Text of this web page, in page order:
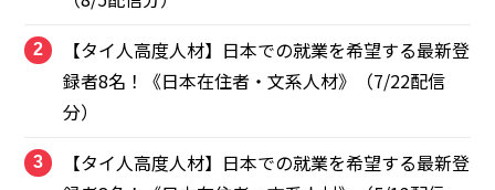
2
【タイ人高度人材】日本での就業を希望する最新登
録者8名！《日本在住者・文系人材》（7/22配信
分）
3
【タイ人高度人材】日本での就業を希望する最新登